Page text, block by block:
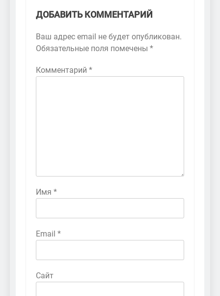
ДОБАВИТЬ КОММЕНТАРИЙ
Ваш адрес email не будет опубликован.
Обязательные поля помечены *
Комментарий *
Имя *
Email *
Сайт